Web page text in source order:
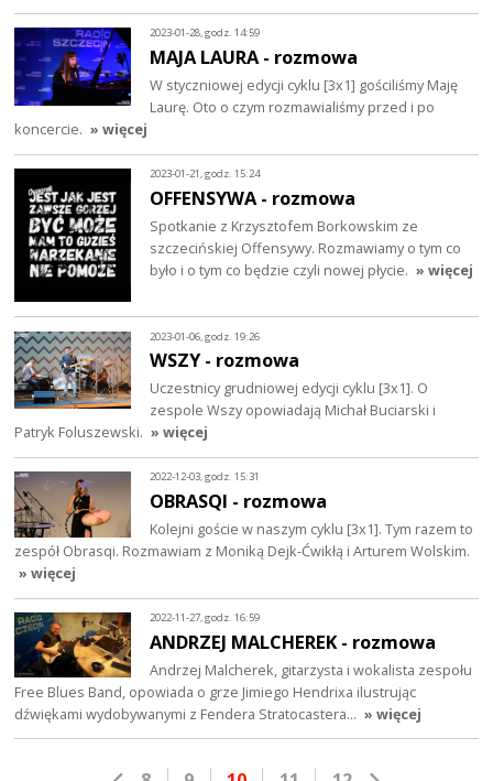
2023-01-28, godz. 14:59
MAJA LAURA - rozmowa
W styczniowej edycji cyklu [3x1] gościliśmy Maję
Laurę. Oto o czym rozmawialiśmy przed i po
koncercie. » więcej
2023-01-21, godz. 15:24
OFFENSYWA - rozmowa
Spotkanie z Krzysztofem Borkowskim ze
szczecińskiej Offensywy. Rozmawiamy o tym co
było i o tym co będzie czyli nowej płycie. » więcej
2023-01-06, godz. 19:26
WSZY - rozmowa
Uczestnicy grudniowej edycji cyklu [3x1]. O
zespole Wszy opowiadają Michał Buciarski i
Patryk Foluszewski. » więcej
2022-12-03, godz. 15:31
OBRASQI - rozmowa
Kolejni goście w naszym cyklu [3x1]. Tym razem to
zespół Obrasqi. Rozmawiam z Moniką Dejk-Ćwikłą i Arturem Wolskim.
» więcej
2022-11-27, godz. 16:59
ANDRZEJ MALCHEREK - rozmowa
Andrzej Malcherek, gitarzysta i wokalista zespołu
Free Blues Band, opowiada o grze Jimiego Hendrixa ilustrując
dźwiękami wydobywanymi z Fendera Stratocastera… » więcej